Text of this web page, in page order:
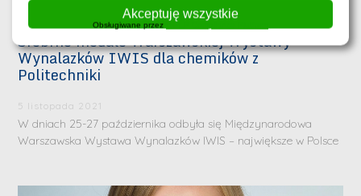
Srebrne medale Warszawskiej Wystawy
Wynalazków IWIS dla chemików z
Politechniki
5 listopada 2021
W dniach 25-27 października odbyła się Międzynarodowa
Warszawska Wystawa Wynalazków IWIS – największe w Polsce
Akceptuję wszystkie
Obsługiwane przez